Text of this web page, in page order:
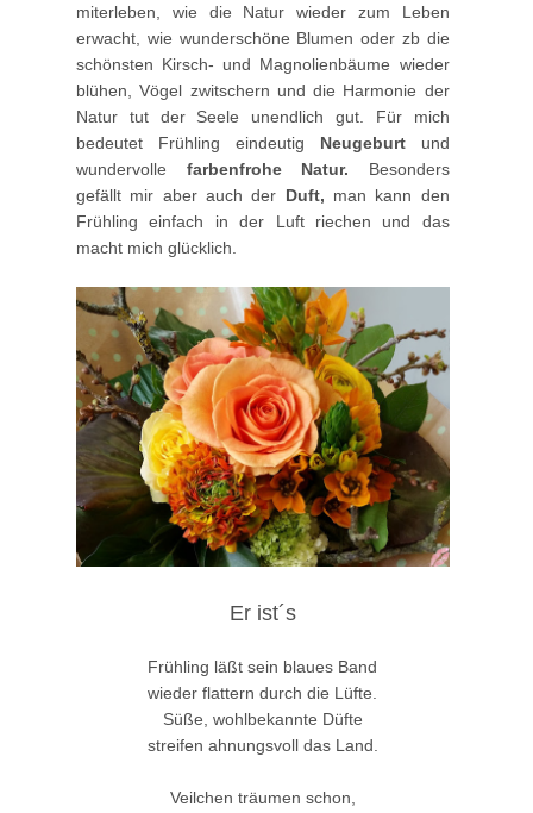
miterleben, wie die Natur wieder zum Leben
erwacht, wie wunderschöne Blumen oder zb die
schönsten Kirsch- und Magnolienbäume wieder
blühen, Vögel zwitschern und die Harmonie der
Natur tut der Seele unendlich gut. Für mich
bedeutet Frühling eindeutig Neugeburt und
wundervolle farbenfrohe Natur. Besonders
gefällt mir aber auch der Duft, man kann den
Frühling einfach in der Luft riechen und das
macht mich glücklich.
Er ist´s
Frühling läßt sein blaues Band
wieder flattern durch die Lüfte.
Süße, wohlbekannte Düfte
streifen ahnungsvoll das Land.
Veilchen träumen schon,